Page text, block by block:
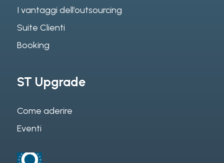
I vantaggi dell’outsourcing
Suite Clienti
Booking
ST Upgrade
Come aderire
Eventi